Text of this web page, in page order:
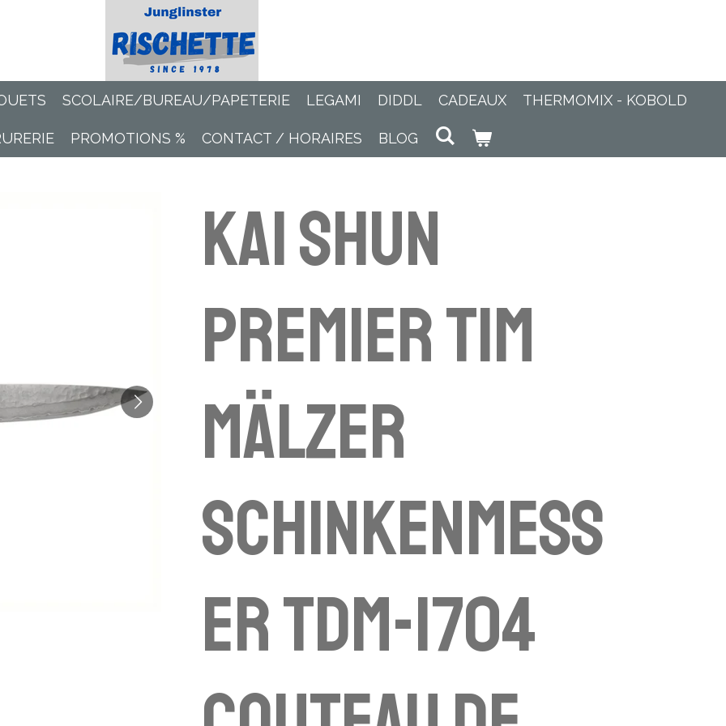
SCOLAIRE/BUREAU/PAPETERIE LEGAMI DIDDL CADEAUX THERMOMIX - KOBOLD
PROMOTIONS % CONTACT / HORAIRES BLOG
KAI Shun
Premier Tim
Mälzer
Schinkenmess
er TDM-1704